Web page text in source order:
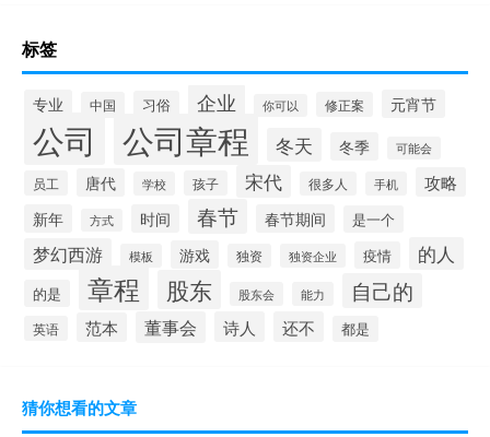
标签
专业 中国 习俗 企业 你可以 修正案 元宵节
公司 公司章程 冬天 冬季 可能会
员工 唐代 学校 孩子 宋代 很多人 手机 攻略
新年 方式 时间 春节 春节期间 是一个
梦幻西游 模板 游戏 独资 独资企业 疫情 的人
的是 章程 股东 股东会 能力 自己的
英语 范本 董事会 诗人 还不 都是
猜你想看的文章